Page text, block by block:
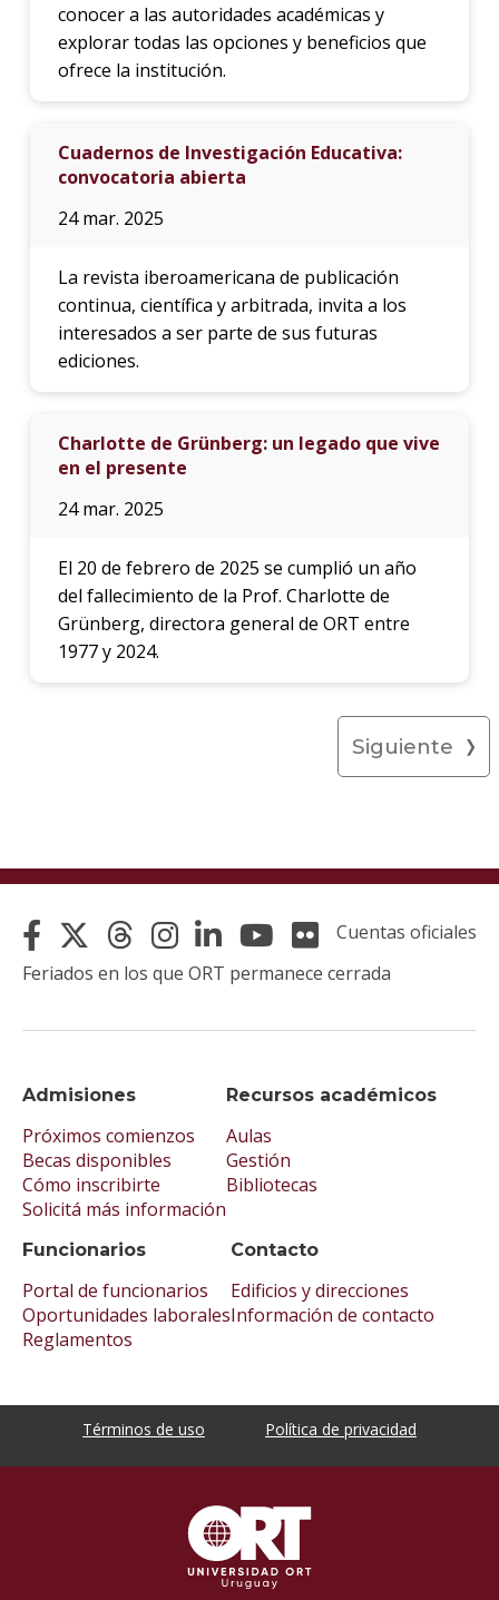
conocer a las autoridades académicas y
explorar todas las opciones y beneficios que
ofrece la institución.
Cuadernos de Investigación Educativa:
convocatoria abierta
24 mar. 2025
La revista iberoamericana de publicación
continua, científica y arbitrada, invita a los
interesados a ser parte de sus futuras
ediciones.
Charlotte de Grünberg: un legado que vive
en el presente
24 mar. 2025
El 20 de febrero de 2025 se cumplió un año
del fallecimiento de la Prof. Charlotte de
Grünberg, directora general de ORT entre
1977 y 2024.
Siguiente
Admisiones
Próximos comienzos
Becas disponibles
Cómo inscribirte
Solicitá más información
Recursos académicos
Aulas
Gestión
Bibliotecas
Funcionarios
Portal de funcionarios
Oportunidades laborales
Reglamentos
Contacto
Edificios y direcciones
Información de contacto
Cuentas oficiales
Feriados en los que ORT permanece cerrada
Términos de uso Política de privacidad